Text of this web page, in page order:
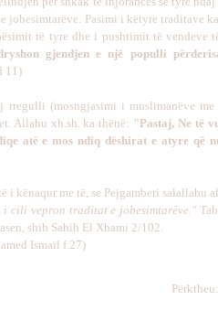
jobesimtarëve. Pasimi i këtyre traditave
të tyre dhe i pushtimit të vendeve
gjendjen e një populli
11)
rregulli (mosngjasimi i muslimanëve me
Allahu xh.sh. ka thënë: "Pastaj, Ne të
atë e mos ndiq dëshirat e atyre që
i kënaqur me të, se Pejgamberi salallahu
i cili vepron traditat e jobesimtarëve."
shih Sahih El Xhami 2/102.
Ismail f.27)